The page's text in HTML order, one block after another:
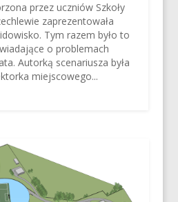
przez uczniów Szkoły
zaprezentowała
Tym razem było to
o problemach
Autorką scenariusza była
miejscowego...